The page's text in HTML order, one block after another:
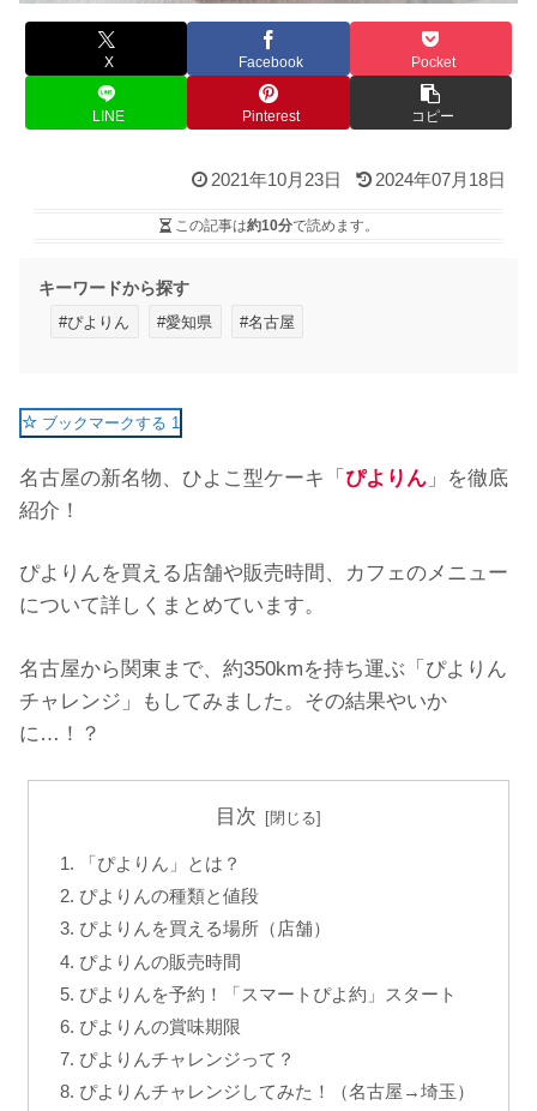
X Facebook Pocket
LINE Pinterest コピー
2021年10月23日 2024年07月18日
この記事は約10分で読めます。
キーワードから探す
#ぴよりん #愛知県 #名古屋
ブックマークする 1
名古屋の新名物、ひよこ型ケーキ「 ぴよりん 」を徹底
紹介！
ぴよりんを買える店舗や販売時間、カフェのメニュー
について詳しくまとめています。
名古屋から関東まで、約350kmを持ち運ぶ「ぴよりん
チャレンジ」もしてみました。その結果やいか
に…！？
目次
「ぴよりん」とは？
ぴよりんの種類と値段
ぴよりんを買える場所（店舗）
ぴよりんの販売時間
ぴよりんを予約！「スマートぴよ約」スタート
ぴよりんの賞味期限
ぴよりんチャレンジって？
ぴよりんチャレンジしてみた！（名古屋→埼玉）